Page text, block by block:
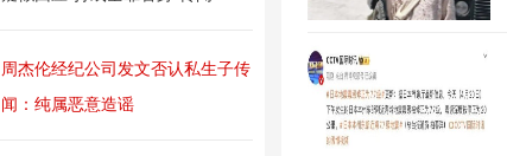
周杰伦经纪公司发文否认私生子传
闻：纯属恶意造谣